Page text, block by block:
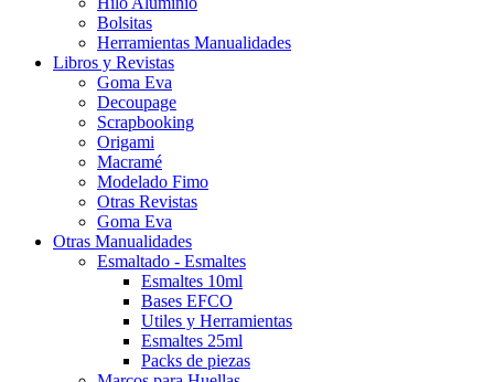
Bolsitas
Herramientas Manualidades
Libros y Revistas
Goma Eva
Decoupage
Scrapbooking
Origami
Macramé
Modelado Fimo
Otras Revistas
Goma Eva
Otras Manualidades
Esmaltado - Esmaltes
Esmaltes 10ml
Bases EFCO
Utiles y Herramientas
Esmaltes 25ml
Packs de piezas